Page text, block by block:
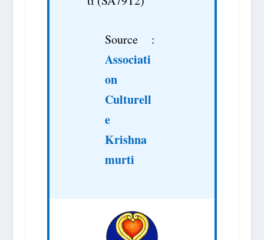
Source :
Associati
on
Culturell
e
Krishna
murti